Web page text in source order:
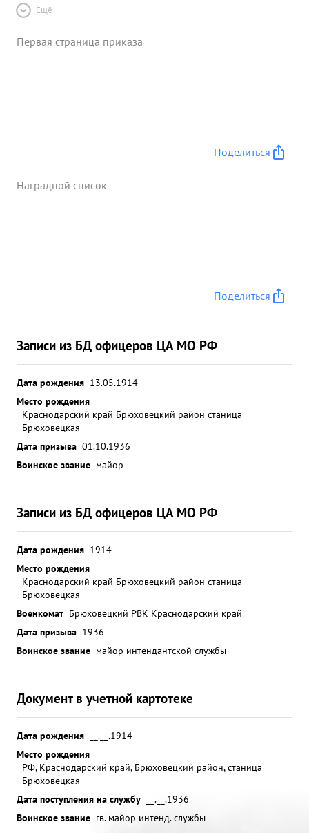
Ещё
Первая страница приказа
Поделиться
Наградной список
Поделиться
Записи из БД офицеров ЦА МО РФ
Дата рождения 13.05.1914
Место рождения
Краснодарский край Брюховецкий район станица
Брюховецкая
Дата призыва 01.10.1936
Воинское звание майор
Записи из БД офицеров ЦА МО РФ
Дата рождения 1914
Место рождения
Краснодарский край Брюховецкий район станица
Брюховецкая
Военкомат Брюховецкий РВК Краснодарский край
Дата призыва 1936
Воинское звание майор интендантской службы
Документ в учетной картотеке
Дата рождения
__.__.1914
Место рождения
РФ, Краснодарский край, Брюховецкий район, станица
Брюховецкая
Дата поступления на службу
__.__.1936
Воинское звание гв. майор интенд. службы